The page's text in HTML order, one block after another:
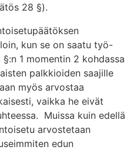
28 §).
kun se on saatu työ-
1 momentin 2 kohdassa
palkkioiden saajille
myös arvostaa
vaikka he eivät
Muissa kuin edellä
arvostetaan
edun